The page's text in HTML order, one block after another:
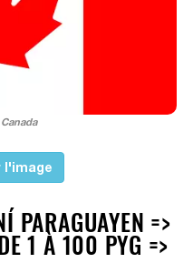
l'image
PARAGUAYEN =>
1 À 100 PYG =>